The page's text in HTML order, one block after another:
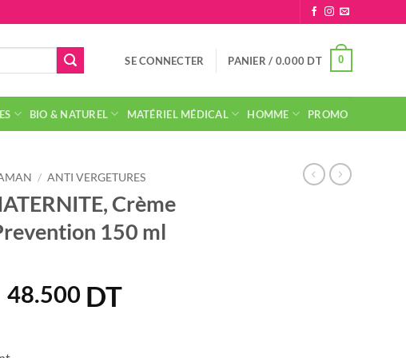
SE CONNECTER PANIER / 0.000 DT 0
BIO & NATUREL MATÉRIEL MÉDICAL HOMME PROMO
/ ANTI VERGETURES
Crème
150 ml
Le
48.500 DTLe